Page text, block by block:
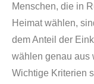
Menschen, die in
Heimat wählen,
dem Anteil der
wählen genau aus
Wichtige Kriterien